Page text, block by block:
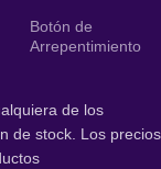
Botón de
Arrepentimiento
de los
de stock. Los precios